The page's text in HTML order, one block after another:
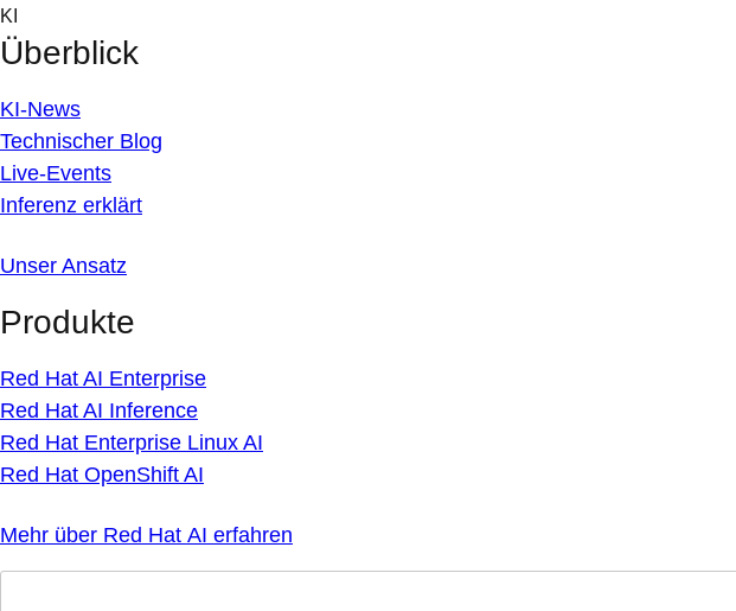
Skip
to
content
KI
Überblick
KI-News
Technischer Blog
Live-Events
Inferenz erklärt
Unser Ansatz
Produkte
Red Hat AI Enterprise
Red Hat AI Inference
Red Hat Enterprise Linux AI
Red Hat OpenShift AI
Mehr über Red Hat AI erfahren